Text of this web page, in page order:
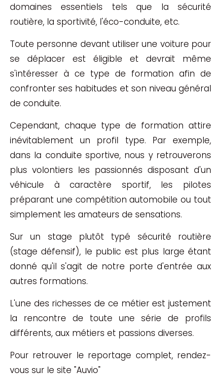
domaines essentiels tels que la sécurité
routière, la sportivité, l'éco-conduite, etc.
Toute personne devant utiliser une voiture pour
se déplacer est éligible et devrait même
s'intéresser à ce type de formation afin de
confronter ses habitudes et son niveau général
de conduite.
Cependant, chaque type de formation attire
inévitablement un profil type. Par exemple,
dans la conduite sportive, nous y retrouverons
plus volontiers les passionnés disposant d'un
véhicule à caractère sportif, les pilotes
préparant une compétition automobile ou tout
simplement les amateurs de sensations.
Sur un stage plutôt typé sécurité routière
(stage défensif), le public est plus large étant
donné qu'il s'agit de notre porte d'entrée aux
autres formations.
L'une des richesses de ce métier est justement
la rencontre de toute une série de profils
différents, aux métiers et passions diverses.
Pour retrouver le reportage complet, rendez-
vous sur le site "Auvio"